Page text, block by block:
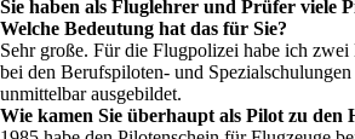
Sie haben als Fluglehrer und Prüfer viele
Welche Bedeutung hat das für Sie?
Sehr große. Für die Flugpolizei habe ich
bei den Berufspiloten- und
unmittelbar ausgebildet.
Wie kamen Sie überhaupt als Pilot zu den